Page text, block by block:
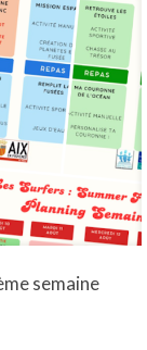
semaine